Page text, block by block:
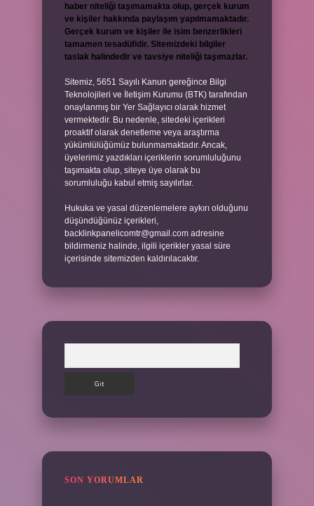
haber niteliği taşımamakta olup, gerçek kurum
ve kişiler hakkında paylaşım yapılmamaktadır.
Gerçek kurum ve kişiler ile isim benzerlikleri
tamamen tesadüfidir. Sitemizdeki bilgiler
taslak halindedir ve tavsiye niteliği taşımazlar.
Sitemiz, 5651 Sayılı Kanun gereğince Bilgi
Teknolojileri ve İletişim Kurumu (BTK) tarafından
onaylanmış bir Yer Sağlayıcı olarak hizmet
vermektedir. Bu nedenle, sitedeki içerikleri
proaktif olarak denetleme veya araştırma
yükümlülüğümüz bulunmamaktadır. Ancak,
üyelerimiz yazdıkları içeriklerin sorumluluğunu
taşımakta olup, siteye üye olarak bu
sorumluluğu kabul etmiş sayılırlar.
Hukuka ve yasal düzenlemelere aykırı olduğunu
düşündüğünüz içerikleri,
backlinkpanelicomtr@gmail.com adresine
bildirmeniz halinde, ilgili içerikler yasal süre
içerisinde sitemizden kaldırılacaktır.
SON YORUMLAR